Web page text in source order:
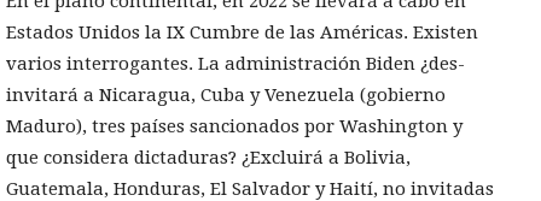
Estados Unidos la IX Cumbre de las Américas. Existen
varios interrogantes. La administración Biden ¿des-
invitará a Nicaragua, Cuba y Venezuela (gobierno
Maduro), tres países sancionados por Washington y
que considera dictaduras? ¿Excluirá a Bolivia,
Guatemala, Honduras, El Salvador y Haití, no invitadas